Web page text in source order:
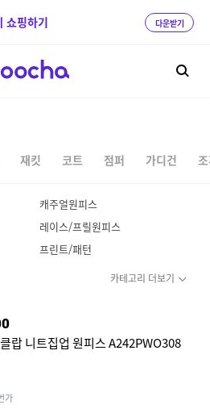
쇼핑하기 다운받기
재킷 코트 점퍼 가디건
캐주얼원피스
레이스/프릴원피스
프린트/패턴
카테고리 더보기
랍 니트집업 원피스 A242PWO308
가